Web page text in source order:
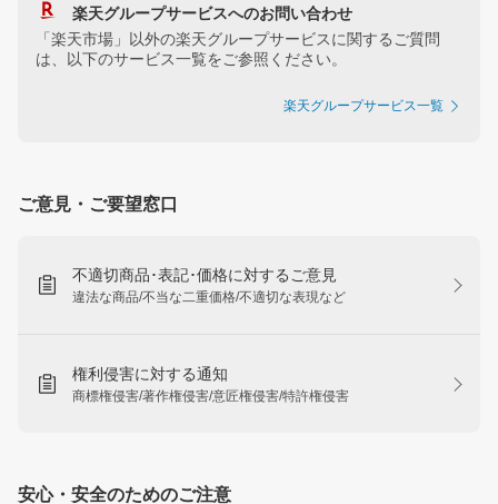
楽天グループサービスへのお問い合わせ
「楽天市場」以外の楽天グループサービスに関するご質問
は、以下のサービス一覧をご参照ください。
楽天グループサービス一覧
ご意見・ご要望窓口
不適切商品･表記･価格に対するご意見
違法な商品/不当な二重価格/不適切な表現など
権利侵害に対する通知
商標権侵害/著作権侵害/意匠権侵害/特許権侵害
安心・安全のためのご注意